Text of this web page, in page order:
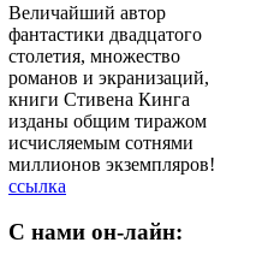
Величайший автор
фантастики двадцатого
столетия, множество
романов и экранизаций,
книги Стивена Кинга
изданы общим тиражом
исчисляемым сотнями
миллионов экземпляров!
ссылка
C нами он-лайн: